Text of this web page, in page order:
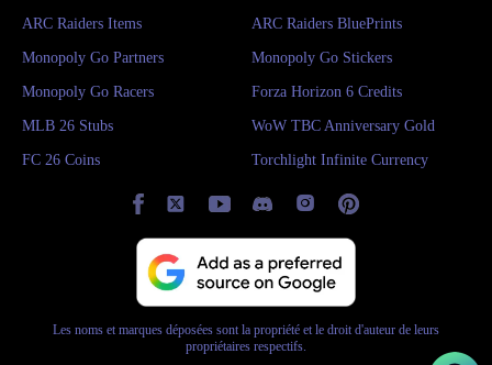
ARC Raiders Items ARC Raiders BluePrints
Monopoly Go Partners Monopoly Go Stickers
Monopoly Go Racers Forza Horizon 6 Credits
MLB 26 Stubs WoW TBC Anniversary Gold
FC 26 Coins Torchlight Infinite Currency
Les noms et marques déposées sont la propriété et le droit d'auteur de leurs
propriétaires respectifs.